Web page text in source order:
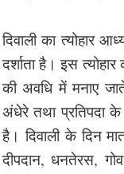
दिवाली का त्योहार
दर्शाता है। इस
की अवधि में मनाए
अंधेरे तथा प्रतिपदा
है। दिवाली के दिन
दीपदान, धनतेरस,